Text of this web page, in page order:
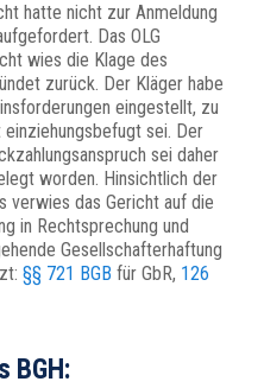
hatte nicht zur Anmeldung
Das OLG
wies die Klage des
zurück. Der Kläger habe
eingestellt, zu
sei. Der
sei daher
worden. Hinsichtlich der
verwies das Gericht auf die
in Rechtsprechung und
Gesellschafterhaftung
§§ 721 BGB für GbR, 126
BGH: